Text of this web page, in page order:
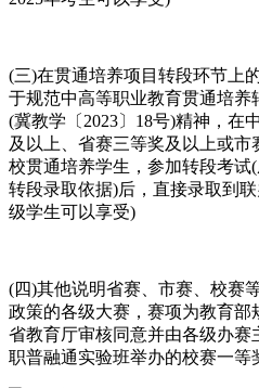
(三)在贯通培养项目转段环节上
于规范中高等职业教育贯通培养
(冀教学〔2023〕18号)精神，在
及以上、省赛三等奖及以上或
校贯通培养学生，参加转段考试
转段录取依据)后，直接录取到
级学生可以享受)
(四)其他说明省赛、市赛、校赛
政策的各级大赛，赛项为教育
省教育厅审核同意并由各级办赛
职普融通实验班举办的校赛一等